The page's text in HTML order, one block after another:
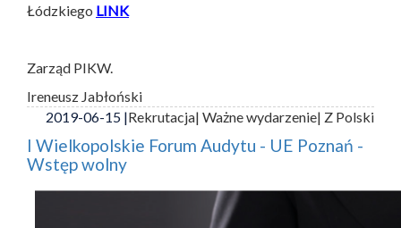
Łódzkiego LINK
Zarząd PIKW.
Ireneusz Jabłoński
2019-06-15 |Rekrutacja| Ważne wydarzenie| Z Polski
I Wielkopolskie Forum Audytu - UE Poznań -
Wstęp wolny